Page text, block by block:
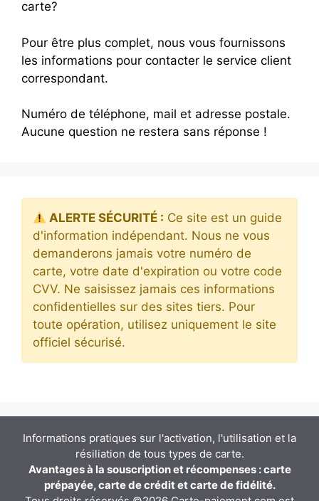
carte?
Pour être plus complet, nous vous fournissons
les informations pour contacter le service client
correspondant.
Numéro de téléphone, mail et adresse postale.
Aucune question ne restera sans réponse !
ALERTE SÉCURITÉ : Ce site est un guide
d'information indépendant. Nous ne vous
demanderons jamais votre numéro de
carte, votre date d'expiration ou votre code
CVV. Ne saisissez jamais ces informations
confidentielles sur des sites tiers. Pour
toute opération, utilisez uniquement le site
officiel sécurisé.
Informations pratiques sur l'activation, l'utilisation et la
résiliation de tous types de carte.
Avantages à la souscription et récompenses : carte
prépayée, carte de crédit et carte de fidélité.